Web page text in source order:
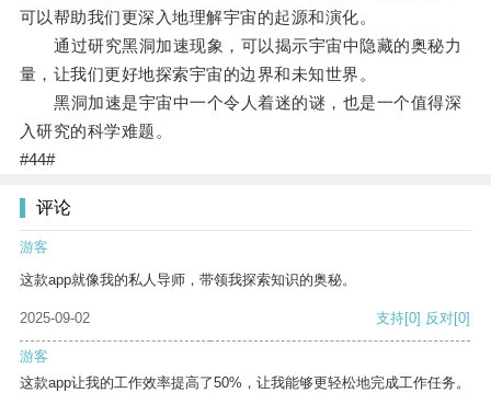
可以帮助我们更深入地理解宇宙的起源和演化。
通过研究黑洞加速现象，可以揭示宇宙中隐藏的奥秘力
量，让我们更好地探索宇宙的边界和未知世界。
黑洞加速是宇宙中一个令人着迷的谜，也是一个值得深
入研究的科学难题。
#44#
评论
游客
这款app就像我的私人导师，带领我探索知识的奥秘。
2025-09-02 支持[0] 反对[0]
游客
这款app让我的工作效率提高了50%，让我能够更轻松地完成工作任务。